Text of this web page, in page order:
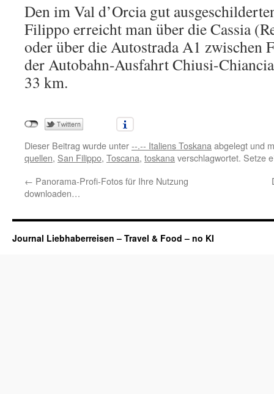
Den im Val d’Orcia gut
Filippo erreicht man über die Cassia
oder über die Autostrada A1 zwischen
der Autobahn-Ausfahrt Chiusi-
33 km.
Dieser Beitrag wurde unter--.-- Italiens Toskana abgelegt und
quellen, San Filippo, Toscana, toskana verschlagwortet. Setze
← Panorama-Profi-Fotos für Ihre Nutzung
downloaden…
Journal Liebhaberreisen – Travel & Food – no KI